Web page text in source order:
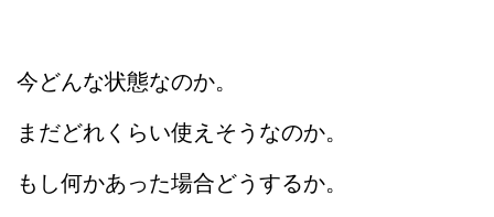
今どんな状態なのか。
まだどれくらい使えそうなのか。
もし何かあった場合どうするか。